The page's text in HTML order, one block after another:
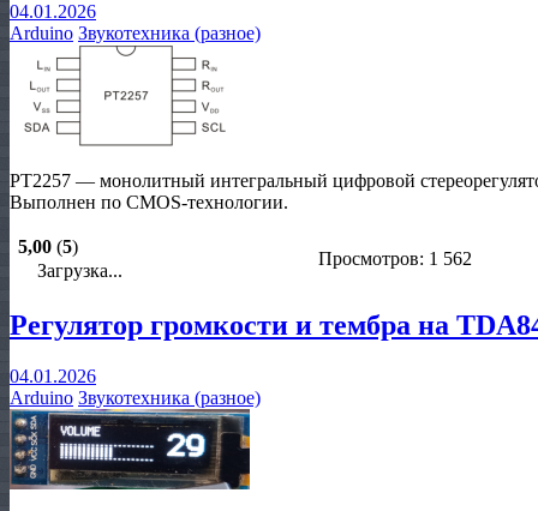
04.01.2026
Arduino Звукотехника (разное)
PT2257 — монолитный интегральный цифровой
Выполнен по CMOS‑технологии.
5,00 (5)
Загрузка...
Просмотров: 1 562
Регулятор громкости и тембра на
04.01.2026
Arduino Звукотехника (разное)